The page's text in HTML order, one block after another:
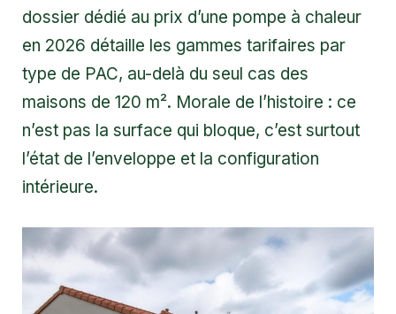
dossier dédié au prix d’une pompe à chaleur
en 2026 détaille les gammes tarifaires par
type de PAC, au-delà du seul cas des
maisons de 120 m². Morale de l’histoire : ce
n’est pas la surface qui bloque, c’est surtout
l’état de l’enveloppe et la configuration
intérieure.